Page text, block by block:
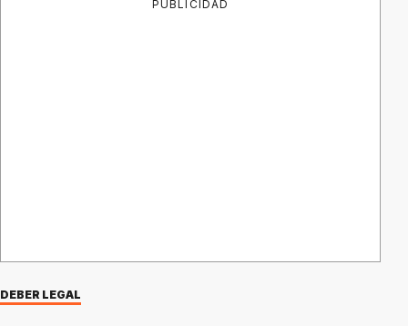
PUBLICIDAD
DEBER LEGAL